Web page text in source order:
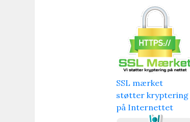
SSL mærket
støtter kryptering
på Internettet